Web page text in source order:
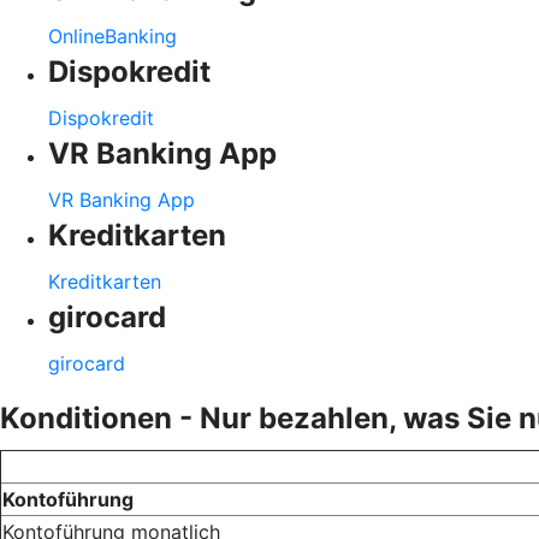
OnlineBanking
Dispokredit
Dispokredit
VR Banking App
VR Banking App
Kreditkarten
Kreditkarten
girocard
girocard
Konditionen - Nur bezahlen, was Sie
Kontoführung
Kontoführung monatlich